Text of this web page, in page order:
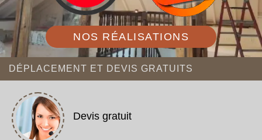
NOS RÉALISATIONS
DÉPLACEMENT ET DEVIS GRATUITS
Devis gratuit